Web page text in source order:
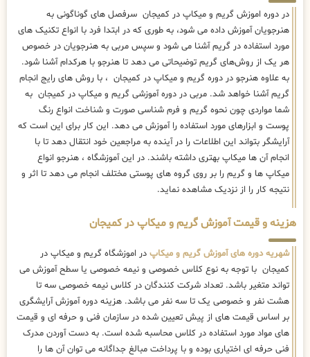
در دوره اموزش گریم و میکاپ در کمیجان سرفصل های گوناگونی به
هنرجویان آموزش داده می شود، به طوری که در ابتدا فرد با انواع تکنیک های
مورد استفاده در گریم آشنا می شود و سپس مربی به هنرجویان در خصوص
هر یک از روش‌های گریم توضیحاتی می دهد تا هنرجو با هرکدام آشنا شود.
به علاوه هنرجو در دوره گریم و میکاپ در کمیجان ، با روش های رایج انجام
گریم آشنا خواهد شد. مربی در دوره آموزشی گریم و میکاپ در کمیجان به
شما مواردی چون نحوه گریم و فرم شناسی صورت و شناخت انواع رنگ
پوست و ابزارهای مورد استفاده را آموزش می دهد. این کار برای این است که
آرایشگر بتواند این اطلاعات را در آینده به مراجعین خود انتقال دهد تا با
انجام آن ها میکاپ بهتری داشته باشند. در این آموزشگاه ، هنرجو انواع
میکاپ ها و گریم را بر روی گروه های پوستی مختلف انجام می دهد تا اثر و
نتیجه کار را از نزدیک مشاهده نماید.
هزینه و قیمت آموزش گریم و میکاپ در کمیجان
شهریه دوره های آموزش گریم و میکاپ در اموزشگاه گریم و میکاپ در
کمیجان با توجه به نوع کلاس خصوصی و نیمه خصوصی یا سطح آموزش می
تواند متغیر باشد. تعداد شرکت کنندگان در کلاس نیمه خصوصی سه تا
هشت نفر و خصوصی یک تا سه نفر می باشد. هزینه دوره آموزش آرایشگری
بر اساس قیمت های از پیش تعیین شده در سازمان فنی و حرفه ای و قیمت
های مواد مورد استفاده در کلاس محاسبه شده است. به دست آوردن مدرک
فنی حرفه ای اختیاری بوده و با پرداخت مبالغ جداگانه می توان آن ها را